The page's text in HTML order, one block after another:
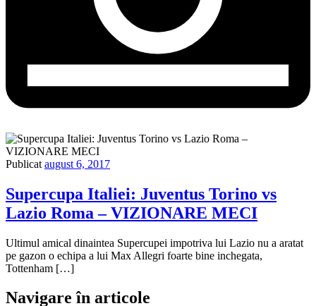
Publicat august 6, 2017
Supercupa Italiei: Juventus Torino vs
Lazio Roma – VIZIONARE MECI
Ultimul amical dinaintea Supercupei impotriva lui Lazio nu a aratat
pe gazon o echipa a lui Max Allegri foarte bine inchegata,
Tottenham […]
Navigare în articole